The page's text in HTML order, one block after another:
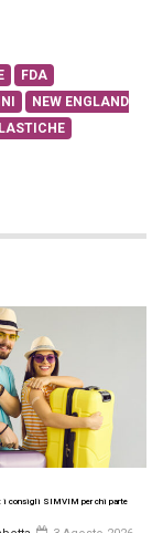
FDA
NEW ENGLAND
i consigli SIMVIM per chi parte